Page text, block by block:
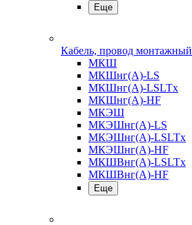
Еще
Кабель, провод монтажный
МКШ
МКШнг(А)-LS
МКШнг(А)-LSLTx
МКШнг(А)-HF
МКЭШ
МКЭШнг(А)-LS
МКЭШнг(А)-LSLTx
МКЭШнг(А)-HF
МКШВнг(A)-LSLTx
МКШВнг(А)-HF
Еще